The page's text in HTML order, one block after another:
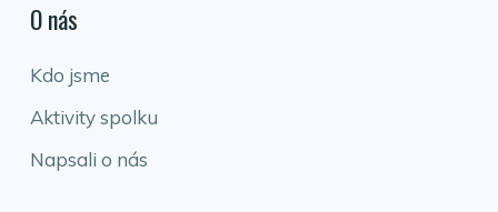
O nás
Kdo jsme
Aktivity spolku
Napsali o nás